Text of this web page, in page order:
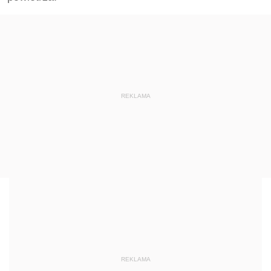
REKLAMA
REKLAMA